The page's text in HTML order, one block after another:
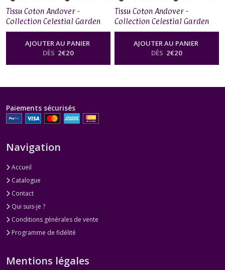
Tissu Coton Andover -
Collection Celestial Garden
by Alexandra Bordallo -
Forest Fungi Rose
AJOUTER AU PANIER
DÈS 2€20
Tissu Coton Andover -
Collection Celestial Garden
by Alexandra Bordallo -
Forest Fungi Cream
AJOUTER AU PANIER
DÈS 2€20
Paiements sécurisés
Navigation
Accueil
Catalogue
Contact
Qui suis-je ?
Conditions générales de vente
Programme de fidélité
Mentions légales